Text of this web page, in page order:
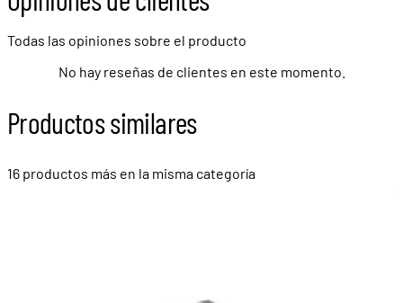
Todas las opiniones sobre el producto
No hay reseñas de clientes en este momento.
Productos similares
16 productos más en la misma categoría